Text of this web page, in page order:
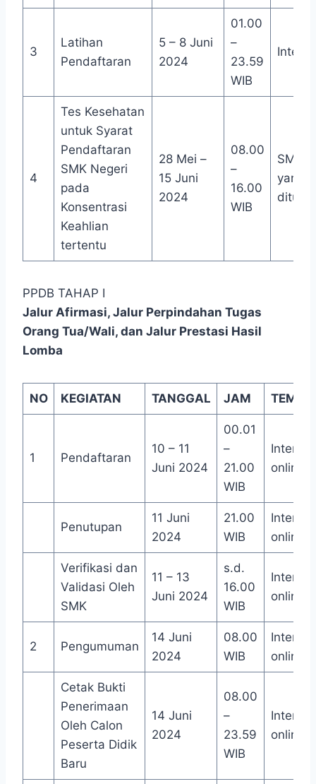
3
Latihan
Pendaftaran
5 – 8 Juni
2024
01.00
–
23.59
WIB
4
Tes Kesehatan
untuk Syarat
Pendaftaran
SMK Negeri
pada
Konsentrasi
Keahlian
tertentu
28 Mei –
15 Juni
2024
08.00
–
16.00
WIB
SMK
yang
PPDB TAHAP I
Jalur Afirmasi, Jalur Perpindahan Tugas
Orang Tua/Wali, dan Jalur Prestasi Hasil
Lomba
NO KEGIATAN TANGGAL JAM
1 Pendaftaran
10 – 11
Juni 2024
00.01
–
21.00
WIB
Internet
online
Penutupan
11 Juni
2024
21.00
WIB
Internet
online
Verifikasi dan
Validasi Oleh
SMK
11 – 13
Juni 2024
s.d.
16.00
WIB
Internet
online
2 Pengumuman
14 Juni
2024
08.00
WIB
Internet
online
Cetak Bukti
Penerimaan
Oleh Calon
Peserta Didik
Baru
14 Juni
2024
08.00
–
23.59
WIB
Internet
online